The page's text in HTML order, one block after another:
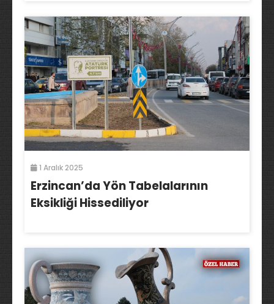
1 Aralık 2025
Erzincan’da Yön Tabelalarının
Eksikliği Hissediliyor